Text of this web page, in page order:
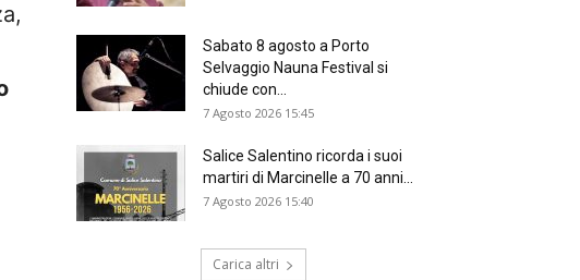
Sabato 8 agosto a Porto
Selvaggio Nauna Festival si
chiude con...
7 Agosto 2026 15:45
Salice Salentino ricorda i suoi
martiri di Marcinelle a 70 anni...
7 Agosto 2026 15:40
Carica altri